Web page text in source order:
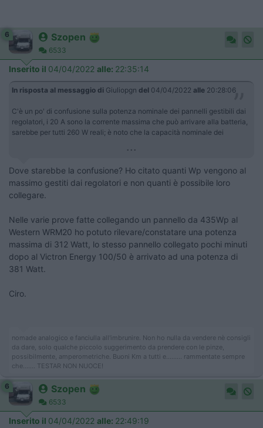
6 Szopen
6533
Inserito il 04/04/2022 alle: 22:35:14
In risposta al messaggio di Giuliopgn del 04/04/2022 alle 20:28:06
C'è un po' di confusione sulla potenza nominale dei pannelli gestibili dai
regolatori, i 20 A sono la corrente massima che può arrivare alla batteria,
sarebbe per tutti 260 W reali; è noto che la capacità nominale dei
...
Dove starebbe la confusione? Ho citato quanti Wp vengono al
massimo gestiti dai regolatori e non quanti è possibile loro
collegare.
Nelle varie prove fatte collegando un pannello da 435Wp al
Western WRM20 ho potuto rilevare/constatare una potenza
massima di 312 Watt, lo stesso pannello collegato pochi minuti
dopo al Victron Energy 100/50 è arrivato ad una potenza di
381 Watt.
Ciro.
nomade analogico e fanciulla all'imbrunire. Non ho nulla da vendere nè consigli
da dare, solo qualche piccolo suggerimento da prendere con le pinze,
possibilmente, amperometriche. Buoni Km a tutti e......... rammentate sempre
che....... TESTAR NON NUOCE!
6 Szopen
6533
Inserito il 04/04/2022 alle: 22:49:19